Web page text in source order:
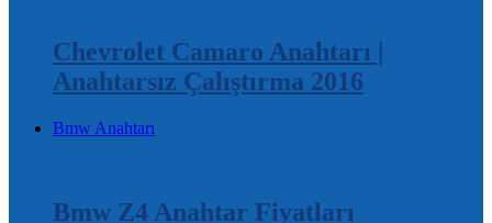
Chevrolet Camaro Anahtarı |
Anahtarsız Çalıştırma 2016
Bmw Anahtarı
Bmw Z4 Anahtar Fiyatları